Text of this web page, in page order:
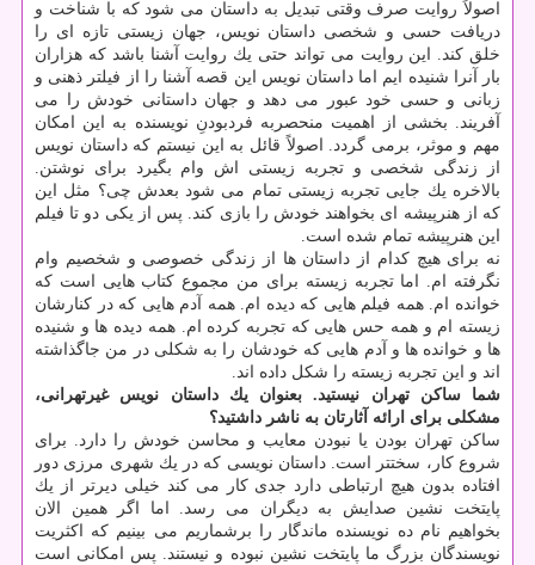
اصولاً روایت صرف وقتی تبدیل به داستان می شود كه با شناخت و
دریافت حسی و شخصی داستان نویس، جهان زیستی تازه ای را
خلق كند. این روایت می تواند حتی یك روایت آشنا باشد كه هزاران
بار آنرا شنیده ایم اما داستان نویس این قصه آشنا را از فیلتر ذهنی و
زبانی و حسی خود عبور می دهد و جهان داستانی خودش را می
آفریند. بخشی از اهمیت منحصربه فردبودنِ نویسنده به این امكان
مهم و موثر، برمی گردد. اصولاً قائل به این نیستم كه داستان نویس
از زندگی شخصی و تجربه زیستی اش وام بگیرد برای نوشتن.
بالاخره یك جایی تجربه زیستی تمام می شود بعدش چی؟ مثل این
كه از هنرپیشه ای بخواهند خودش را بازی كند. پس از یكی دو تا فیلم
این هنرپیشه تمام شده است.
نه برای هیچ كدام از داستان ها از زندگی خصوصی و شخصیم وام
نگرفته ام. اما تجربه زیسته برای من مجموع كتاب هایی است كه
خوانده ام. همه فیلم هایی كه دیده ام. همه آدم هایی كه در كنارشان
زیسته ام و همه حس هایی كه تجربه كرده ام. همه دیده ها و شنیده
ها و خوانده ها و آدم هایی كه خودشان را به شكلی در من جاگذاشته
اند و این تجربه زیسته را شكل داده اند.
شما ساكن تهران نیستید. بعنوان یك داستان نویس غیرتهرانی،
مشكلی برای ارائه آثارتان به ناشر داشتید؟
ساكن تهران بودن یا نبودن معایب و محاسن خودش را دارد. برای
شروع كار، سختتر است. داستان نویسی كه در یك شهری مرزی دور
افتاده بدون هیچ ارتباطی دارد جدی كار می كند خیلی دیرتر از یك
پایتخت نشین صدایش به دیگران می رسد. اما اگر همین الان
بخواهیم نام ده نویسنده ماندگار را برشماریم می بینیم كه اكثریت
نویسندگان بزرگ ما پایتخت نشین نبوده و نیستند. پس امكانی است